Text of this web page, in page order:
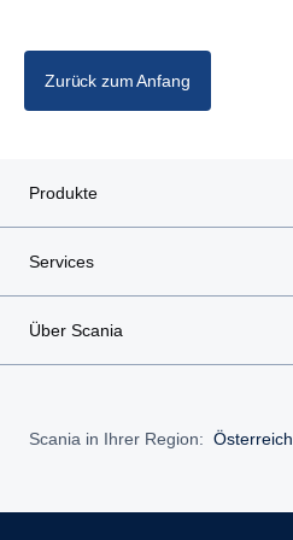
Zurück zum Anfang
Produkte
Services
Über Scania
Scania in Ihrer Region: Österreich